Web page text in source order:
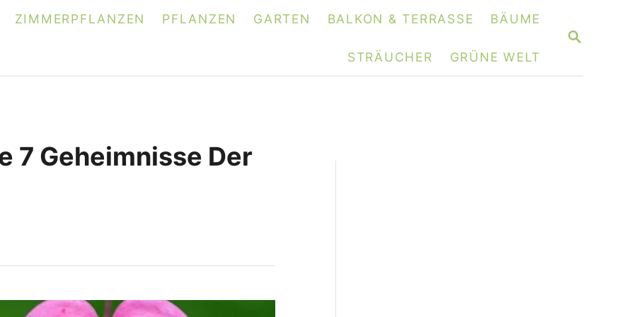
S
R
ZIMMERPFLANZEN PFLANZEN GARTEN BALKON & TERRASSE BÄUME
STRÄUCHER GRÜNE WELT
7 Geheimnisse Der